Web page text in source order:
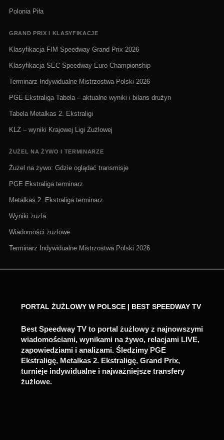
Polonia Piła
GRAND PRIX I KLASYFIKACJE
Klasyfikacja FIM Speedway Grand Prix 2026
Klasyfikacja SEC Speedway Euro Championship
Terminarz Indywidualne Mistrzostwa Polski 2026
PGE Ekstraliga Tabela – aktualne wyniki i bilans drużyn
Tabela Metalkas 2. Ekstraligi
KLŻ – wyniki Krajowej Ligi Żużlowej
ŻUŻEL NA ŻYWO I TERMINARZE
Żużel na żywo: Gdzie oglądać transmisje
PGE Ekstraliga terminarz
Metalkas 2. Ekstraliga terminarz
Wyniki żużla
Wiadomości żużlowe
Terminarz Indywidualne Mistrzostwa Polski 2026
PORTAL ŻUŻLOWY W POLSCE | BEST SPEEDWAY TV
Best Speedway TV to portal żużlowy z najnowszymi
wiadomościami, wynikami na żywo, relacjami LIVE,
zapowiedziami i analizami. Śledzimy PGE
Ekstraligę, Metalkas 2. Ekstraligę, Grand Prix,
turnieje indywidualne i najważniejsze transfery
żużlowe.